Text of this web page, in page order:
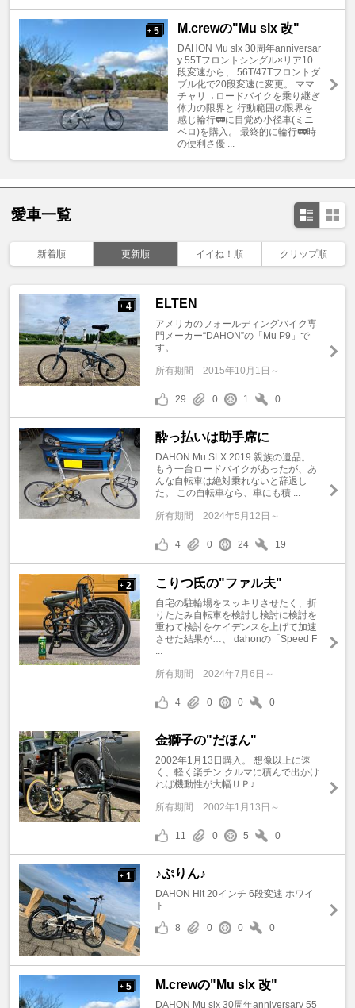
+ 5 M.crewの"Mu slx 改"
DAHON Mu slx 30周年anniversar
y 55Tフロントシングル×リア10
段変速から、 56T/47Tフロントダ
ブル化で20段変速に変更。 ママ
チャリ→ロードバイクを乗り継ぎ
体力の限界と 行動範囲の限界を
感じ輪行🚃に目覚め小径車(ミニ
ベロ)を購入。 最終的に輪行🚃時
の便利さ優 ...
愛車一覧
新着順 更新順 イイね！順 クリップ順
+ 4 ELTEN
アメリカのフォールディングバイク専
門メーカー“DAHON”の「Mu P9」で
す。
所有期間 2015年10月1日～
29 0 1 0
酔っ払いは助手席に
DAHON Mu SLX 2019 親族の遺品。
もう一台ロードバイクがあったが、あ
んな自転車は絶対乗れないと辞退し
た。 この自転車なら、車にも積 ...
所有期間 2024年5月12日～
4 0 24 19
+ 2 こりつ氏の"ファル夫"
自宅の駐輪場をスッキリさせたく、折
りたたみ自転車を検討し検討に検討を
重ねて検討をケイデンスを上げて加速
させた結果が…、 dahonの「Speed F
...
所有期間 2024年7月6日～
4 0 0 0
金獅子の"だほん"
2002年1月13日購入。 想像以上に速
く、軽く楽チン クルマに積んで出かけ
れば機動性が大幅ＵＰ♪
所有期間 2002年1月13日～
11 0 5 0
+ 1 ♪ぷりん♪
DAHON Hit 20インチ 6段変速 ホワイ
ト
8
0 0 0
+ 5 M.crewの"Mu slx 改"
DAHON Mu slx 30周年anniversary 55